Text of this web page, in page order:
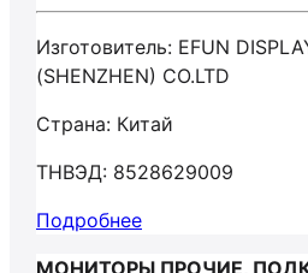
Изготовитель: EFUN
(SHENZHEN) CO.LTD
Страна: Китай
ТНВЭД: 8528629009
Подробнее
МОНИТОРЫ ПРОЧИЕ,